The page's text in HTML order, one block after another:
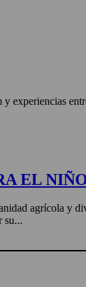
experiencias
EL
agrícola y
su...